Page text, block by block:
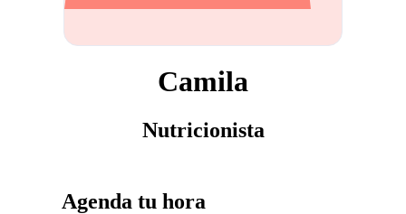
Camila
Nutricionista
Agenda tu hora